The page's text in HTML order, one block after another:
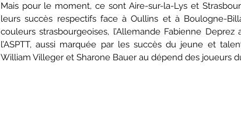
Mais pour le moment, ce sont Aire-sur-la-Lys et
leurs succès respectifs face à Oullins et à Boulogne-
couleurs strasbourgeoises, l’Allemande Fabienne
l’ASPTT, aussi marquée par les succès du jeune et
William Villeger et Sharone Bauer au dépend des joueurs